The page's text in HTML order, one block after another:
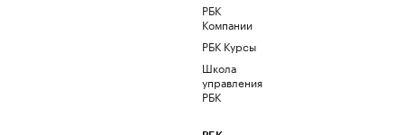
РБК
Компании
РБК Курсы
Школа
управления
РБК